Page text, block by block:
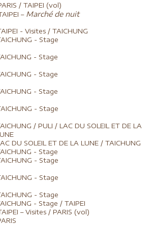
/ TAIPEI (vol)
– Marché de nuit
- Visites / TAICHUNG
- Stage
- Stage
- Stage
- Stage
- Stage
/ PULI / LAC DU SOLEIL ET DE LA
DU SOLEIL ET DE LA LUNE / TAICHUNG
- Stage
- Stage
- Stage
- Stage
- Stage / TAIPEI
– Visites / PARIS (vol)